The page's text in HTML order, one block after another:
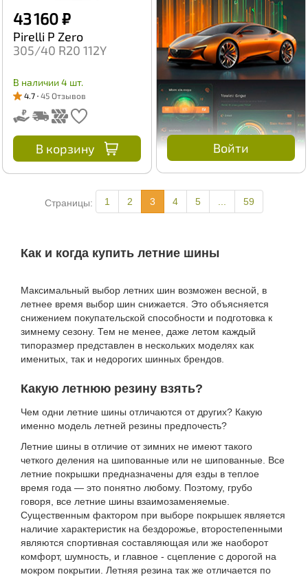
43 160 ₽
Pirelli P Zero
305/40 R20 112Y
В наличии 4 шт.
4.7 45 Отзывов
В корзину Войти
Страницы: 1 2 3 4 5 59
Как и когда купить летние шины
Максимальный выбор летних шин возможен весной, в
летнее время выбор шин снижается. Это объясняется
снижением покупательской способности и подготовка к
зимнему сезону. Тем не менее, даже летом каждый
типоразмер представлен в нескольких моделях как
именитых, так и недорогих шинных брендов.
Какую летнюю резину взять?
Чем одни летние шины отличаются от других? Какую
именно модель летней резины предпочесть?
Летние шины в отличие от зимних не имеют такого
четкого деления на шипованные или не шипованные. Все
летние покрышки предназначены для езды в теплое
время года — это понятно любому. Поэтому, грубо
говоря, все летние шины взаимозаменяемые.
Существенным фактором при выборе покрышек является
наличие характеристик на бездорожье, второстепенными
являются спортивная составляющая или же наоборот
комфорт, шумность, и главное - сцепление с дорогой на
мокром покрытии. Летняя резина так же отличается по